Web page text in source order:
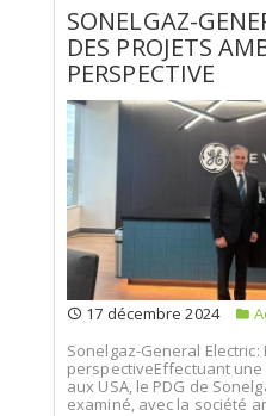
SONELGAZ-
DES PROJETS
PERSPECTIVE
17 décembre 2024
Sonelgaz-General
perspectiveEffectuant
aux USA, le PDG de
examiné, avec la société